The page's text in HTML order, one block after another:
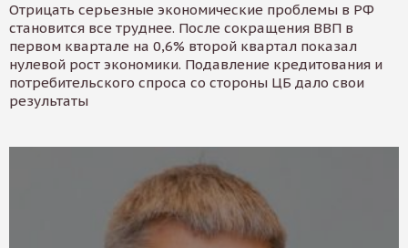
Отрицать серьезные экономические проблемы в РФ
становится все труднее. После сокращения ВВП в
первом квартале на 0,6% второй квартал показал
нулевой рост экономики. Подавление кредитования и
потребительского спроса со стороны ЦБ дало свои
результаты